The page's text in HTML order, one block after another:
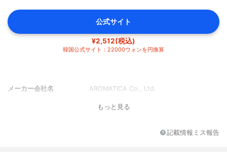
公式サイト
¥2,512(税込)
韓国公式サイト：22000ウォンを円換算
メーカー会社名 AROMATICA Co., Ltd.
もっと見る
記載情報ミス報告